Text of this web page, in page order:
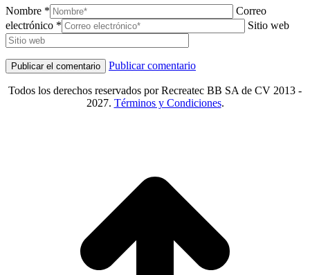
Nombre *
Correo
electrónico *
Sitio web
Publicar comentario
Todos los derechos reservados por Recreatec BB SA de CV 2013 -
2027. Términos y Condiciones.